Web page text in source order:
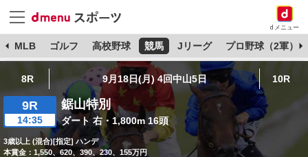
dメニュー
MLB ゴルフ 高校野球 競馬 Jリーグ プロ野球（2軍）
8R 9月18日(月) 4回中山5日 10R
9R
14:35
鋸山特別
ダート 右・1,800m 16頭
3歳以上 (混合)[指定] ハンデ
本賞金：1,550、620、390、230、155万円